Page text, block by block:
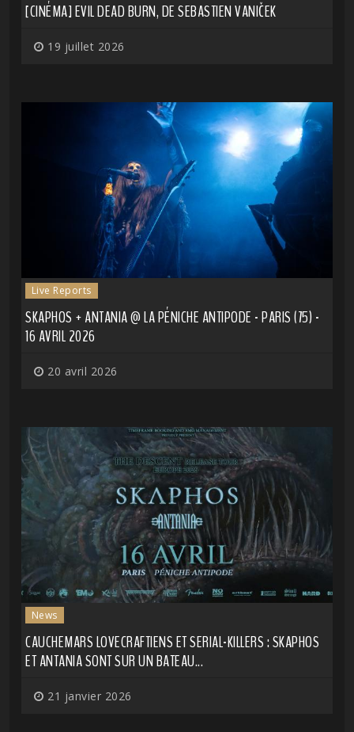
[CINÉMA] EVIL DEAD BURN, DE SEBASTIEN VANIČEK
19 juillet 2026
Live Reports
SKAPHOS + ANTANIA @ LA PÉNICHE ANTIPODE - PARIS (75) -
16 AVRIL 2026
20 avril 2026
News
CAUCHEMARS LOVECRAFTIENS ET SERIAL-KILLERS : SKAPHOS
ET ANTANIA SONT SUR UN BATEAU...
21 janvier 2026